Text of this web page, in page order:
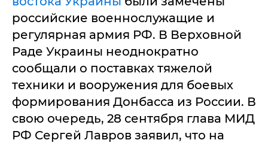
российские военнослужащие и
регулярная армия РФ. В Верховной
Раде Украины неоднократно
сообщали о поставках тяжелой
техники и вооружения для боевых
формирования Донбасса из России. В
свою очередь, 28 сентября глава МИД
РФ Сергей Лавров заявил, что на